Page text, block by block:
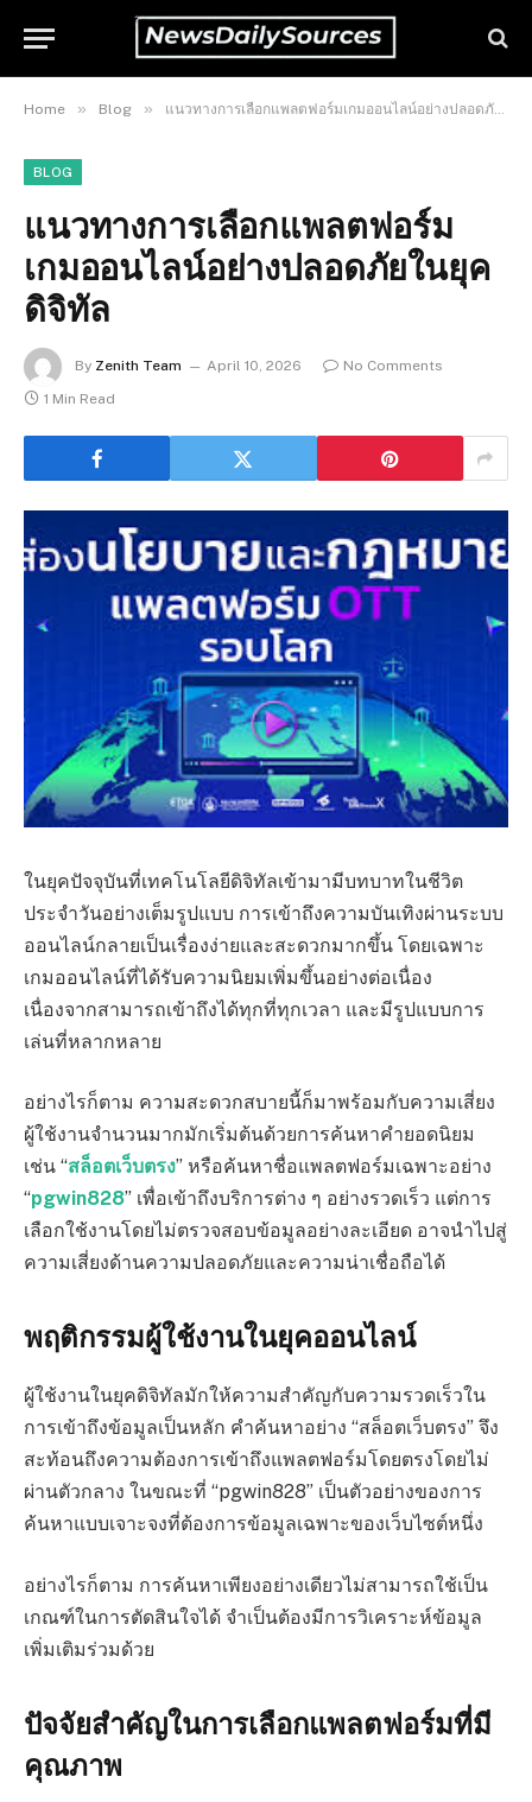
Home » Blog » แนวทางการเลือกแพลตฟอร์มเกมออนไลน์อย่างปลอดภัยในยุคดิจิทัล
BLOG
แนวทางการเลือกแพลตฟอร์ม
เกมออนไลน์อย่างปลอดภัยในยุค
ดิจิทัล
By Zenith Team April 10, 2026
No Comments
1 Min Read
ในยุคปัจจุบันที่เทคโนโลยีดิจิทัลเข้ามามีบทบาทในชีวิต
ประจำวันอย่างเต็มรูปแบบ การเข้าถึงความบันเทิงผ่านระบบ
ออนไลน์กลายเป็นเรื่องง่ายและสะดวกมากขึ้น โดยเฉพาะ
เกมออนไลน์ที่ได้รับความนิยมเพิ่มขึ้นอย่างต่อเนื่อง
เนื่องจากสามารถเข้าถึงได้ทุกที่ทุกเวลา และมีรูปแบบการ
เล่นที่หลากหลาย
อย่างไรก็ตาม ความสะดวกสบายนี้ก็มาพร้อมกับความเสี่ยง
ผู้ใช้งานจำนวนมากมักเริ่มต้นด้วยการค้นหาคำยอดนิยม
เช่น “สล็อตเว็บตรง” หรือค้นหาชื่อแพลตฟอร์มเฉพาะอย่าง
“pgwin828” เพื่อเข้าถึงบริการต่าง ๆ อย่างรวดเร็ว แต่การ
เลือกใช้งานโดยไม่ตรวจสอบข้อมูลอย่างละเอียด อาจนำไปสู่
ความเสี่ยงด้านความปลอดภัยและความน่าเชื่อถือได้
พฤติกรรมผู้ใช้งานในยุคออนไลน์
ผู้ใช้งานในยุคดิจิทัลมักให้ความสำคัญกับความรวดเร็วใน
การเข้าถึงข้อมูลเป็นหลัก คำค้นหาอย่าง “สล็อตเว็บตรง” จึง
สะท้อนถึงความต้องการเข้าถึงแพลตฟอร์มโดยตรงโดยไม่
ผ่านตัวกลาง ในขณะที่ “pgwin828” เป็นตัวอย่างของการ
ค้นหาแบบเจาะจงที่ต้องการข้อมูลเฉพาะของเว็บไซต์หนึ่ง
อย่างไรก็ตาม การค้นหาเพียงอย่างเดียวไม่สามารถใช้เป็น
เกณฑ์ในการตัดสินใจได้ จำเป็นต้องมีการวิเคราะห์ข้อมูล
เพิ่มเติมร่วมด้วย
ปัจจัยสำคัญในการเลือกแพลตฟอร์มที่มี
คุณภาพ